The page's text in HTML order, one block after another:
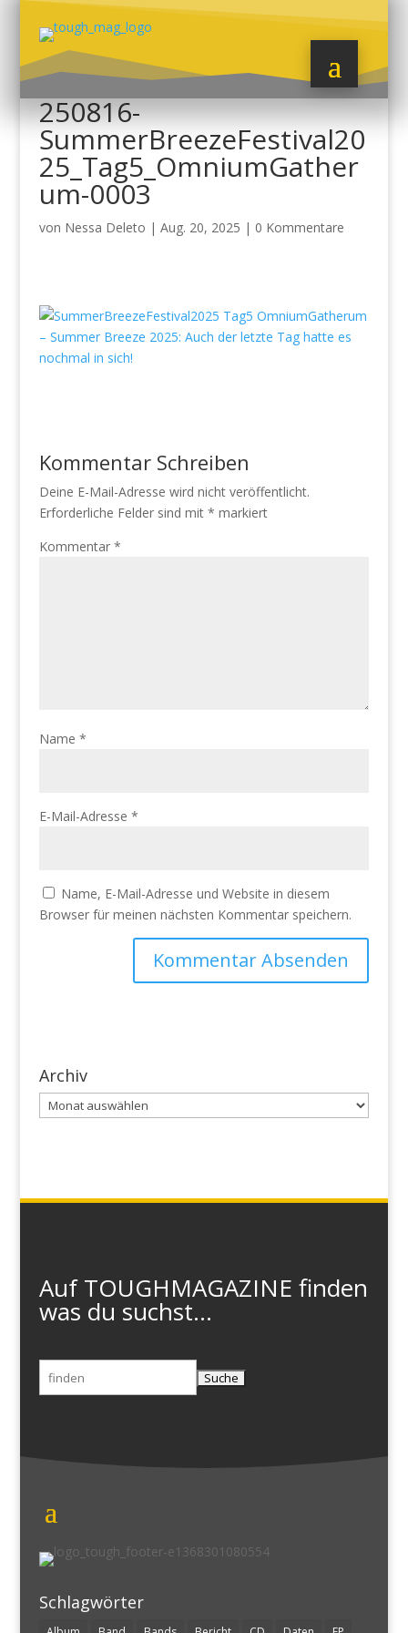
250816-
SummerBreezeFestival20
25_Tag5_OmniumGather
um-0003
von Nessa Deleto | Aug. 20, 2025 | 0 Kommentare
Kommentar Schreiben
Deine E-Mail-Adresse wird nicht veröffentlicht.
Erforderliche Felder sind mit * markiert
Kommentar *
Name *
E-Mail-Adresse *
Name, E-Mail-Adresse und Website in diesem
Browser für meinen nächsten Kommentar speichern.
Archiv
Archiv
Auf TOUGHMAGAZINE finden
was du suchst...
Suchen
nach:
Schlagwörter